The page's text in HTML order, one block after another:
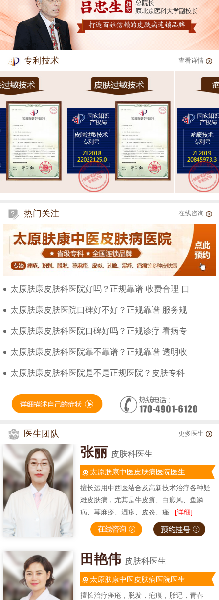
专利技术 查看详情
热门关注 在线咨询
太原肤康皮肤科医院好吗？正规靠谱 收费合理 口
太原肤康皮肤医院口碑好不好？正规靠谱 服务规
太原肤康皮肤科医院口碑好吗？正规诊疗 看病专
太原肤康皮肤科医院靠不靠谱？正规靠谱 透明收
太原肤康皮肤科医院是不是正规医院？皮肤专科
医生团队 更多医生
张丽 皮肤科医生
太原肤康中医皮肤病医院医生
擅长运用中西医结合及高新技术治疗各种疑
难皮肤病，尤其是牛皮癣、白癜风、鱼鳞
病、荨麻疹、湿疹、皮炎、痤... [详细]
田艳伟 皮肤科医生
太原肤康中医皮肤病医院医生
擅长治疗痤疮，脱发，疤痕，胎记，青春